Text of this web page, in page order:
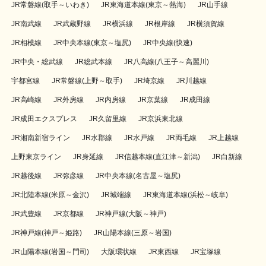
JR常磐線(取手～いわき) JR東海道本線(東京～熱海) JR山手線
JR南武線 JR武蔵野線 JR横浜線 JR根岸線 JR横須賀線
JR相模線 JR中央本線(東京～塩尻) JR中央線(快速)
JR中央・総武線 JR総武本線 JR八高線(八王子～高麗川)
宇都宮線 JR常磐線(上野～取手) JR埼京線 JR川越線
JR高崎線 JR外房線 JR内房線 JR京葉線 JR成田線
JR成田エクスプレス JR久留里線 JR京浜東北線
JR湘南新宿ライン JR水郡線 JR水戸線 JR両毛線 JR上越線
上野東京ライン JR身延線 JR信越本線(直江津～新潟) JR白新線
JR越後線 JR弥彦線 JR中央本線(名古屋～塩尻)
JR北陸本線(米原～金沢) JR城端線 JR東海道本線(浜松～岐阜)
JR武豊線 JR京都線 JR神戸線(大阪～神戸)
JR神戸線(神戸～姫路) JR山陽本線(三原～岩国)
JR山陽本線(岩国～門司) 大阪環状線 JR東西線 JR宝塚線